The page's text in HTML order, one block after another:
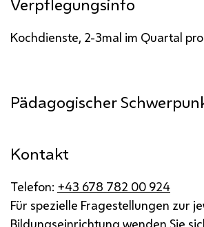
Verpflegungsinfo
Kochdienste, 2-3mal im Quartal
Pädagogischer
Kontakt
Telefon: +43 678 782 00 924
Für spezielle Fragestellungen zur
Bildungseinrichtung wenden Sie